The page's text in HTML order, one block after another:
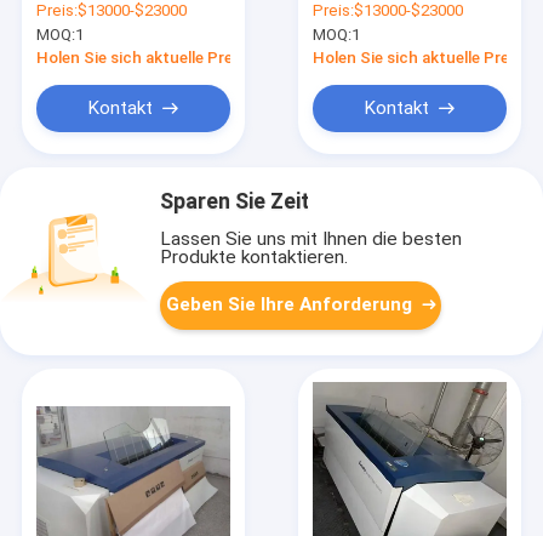
2,3KW
Preis:$13000-$23000
MOQ:1
Holen Sie sich aktuelle Preis
Kontakt
Preis:$13000-$23000
MOQ:1
Holen Sie sich aktuelle Preis
Kontakt
Sparen Sie Zeit
Lassen Sie uns mit Ihnen die besten
Produkte kontaktieren.
Geben Sie Ihre Anforderung